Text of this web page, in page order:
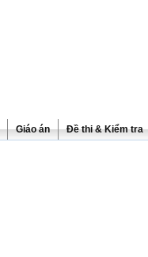
Giáo án Đề thi & Kiểm tra